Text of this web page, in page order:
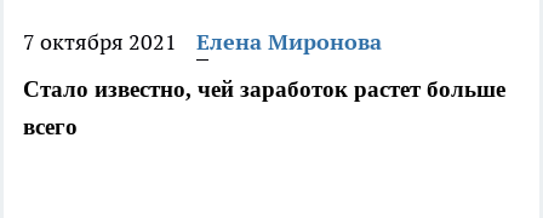
7 октября 2021 Елена Миронова
Стало известно, чей заработок растет больше
всего